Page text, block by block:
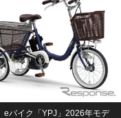
eバイク「YPJ」2026年モデ